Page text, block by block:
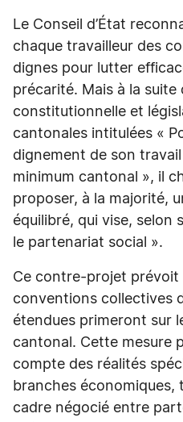
Le Conseil d’État
chaque travailleur des
dignes pour lutter
précarité. Mais à la
constitutionnelle et
cantonales intitulées «
dignement de son
minimum cantonal », il
proposer, à la majorité,
équilibré, qui vise, selon
le partenariat social ».
Ce contre-projet prévoit
conventions collectives
étendues primeront sur
cantonal. Cette mesure
compte des réalités
branches
cadre négocié entre